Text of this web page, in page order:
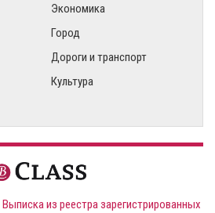
Экономика
Город
Дороги и транспорт
Культура
Выписка из реестра зарегистрированных